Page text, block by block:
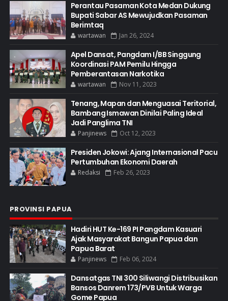
Perantau Pasaman Kota Medan Dukung
Bupati Sabar AS Mewujudkan Pasaman
Berimtaq
wartawan Jan 26, 2024
Apel Dansat, Pangdam I/BB Singgung
Koordinasi PAM Pemilu Hingga
Pemberantasan Narkotika
wartawan Nov 11, 2023
Tenang, Mapan dan Menguasai Teritorial,
Bambang Ismawan Dinilai Paling Ideal
Jadi Panglima TNI
Panjinews Oct 12, 2023
Presiden Jokowi: Ajang Internasional Pacu
Pertumbuhan Ekonomi Daerah
Redaksi Feb 26, 2023
PROVINSI PAPUA
Hadiri HUT Ke-169 PI Pangdam Kasuari
Ajak Masyarakat Bangun Papua dan
Papua Barat
Panjinews Feb 06, 2024
Dansatgas TNI 300 Siliwangi Distribusikan
Bansos Danrem 173/PVB Untuk Warga
Gome Papua